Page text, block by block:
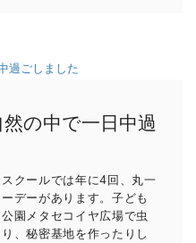
の中で一日中過
クールでは年に4回、丸一
デーがあります。子ども
園メタセコイヤ広場で虫
、秘密基地を作ったりし